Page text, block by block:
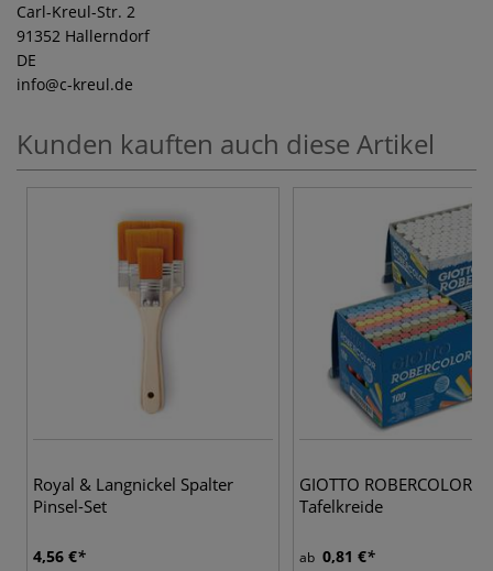
Carl-Kreul-Str. 2
91352 Hallerndorf
DE
info@c-kreul.de
Kunden kauften auch diese Artikel
Royal & Langnickel Spalter
Pinsel-Set
4,56 €
GIOTTO ROBERCOLOR
Tafelkreide
ab 0,81 €